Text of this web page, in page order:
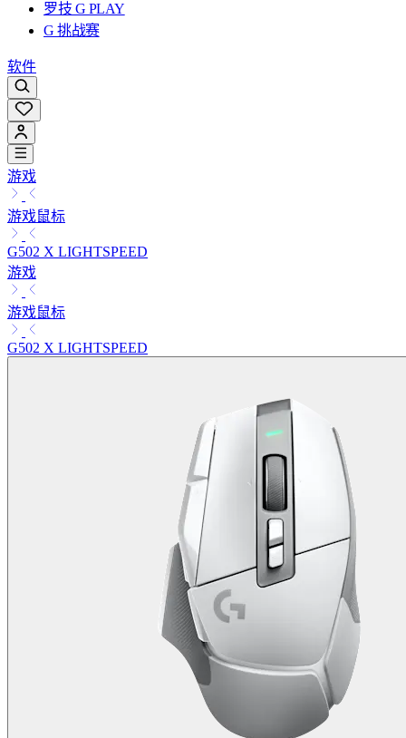
罗技 G PLAY
G 挑战赛
软件
游戏
游戏鼠标
G502 X LIGHTSPEED
游戏
游戏鼠标
G502 X LIGHTSPEED